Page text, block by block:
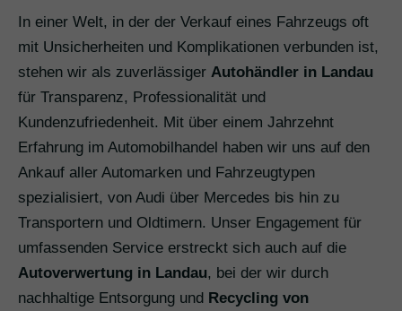
In einer Welt, in der der Verkauf eines Fahrzeugs oft
mit Unsicherheiten und Komplikationen verbunden ist,
stehen wir als zuverlässiger Autohändler in Landau
für Transparenz, Professionalität und
Kundenzufriedenheit. Mit über einem Jahrzehnt
Erfahrung im Automobilhandel haben wir uns auf den
Ankauf aller Automarken und Fahrzeugtypen
spezialisiert, von Audi über Mercedes bis hin zu
Transportern und Oldtimern. Unser Engagement für
umfassenden Service erstreckt sich auch auf die
Autoverwertung in Landau, bei der wir durch
nachhaltige Entsorgung und Recycling von